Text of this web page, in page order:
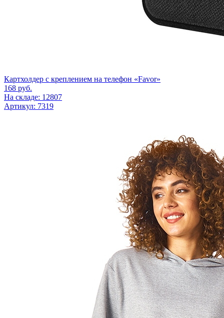
Картхолдер с креплением на телефон «Favor»
168 руб.
На складе: 12807
Артикул: 7319